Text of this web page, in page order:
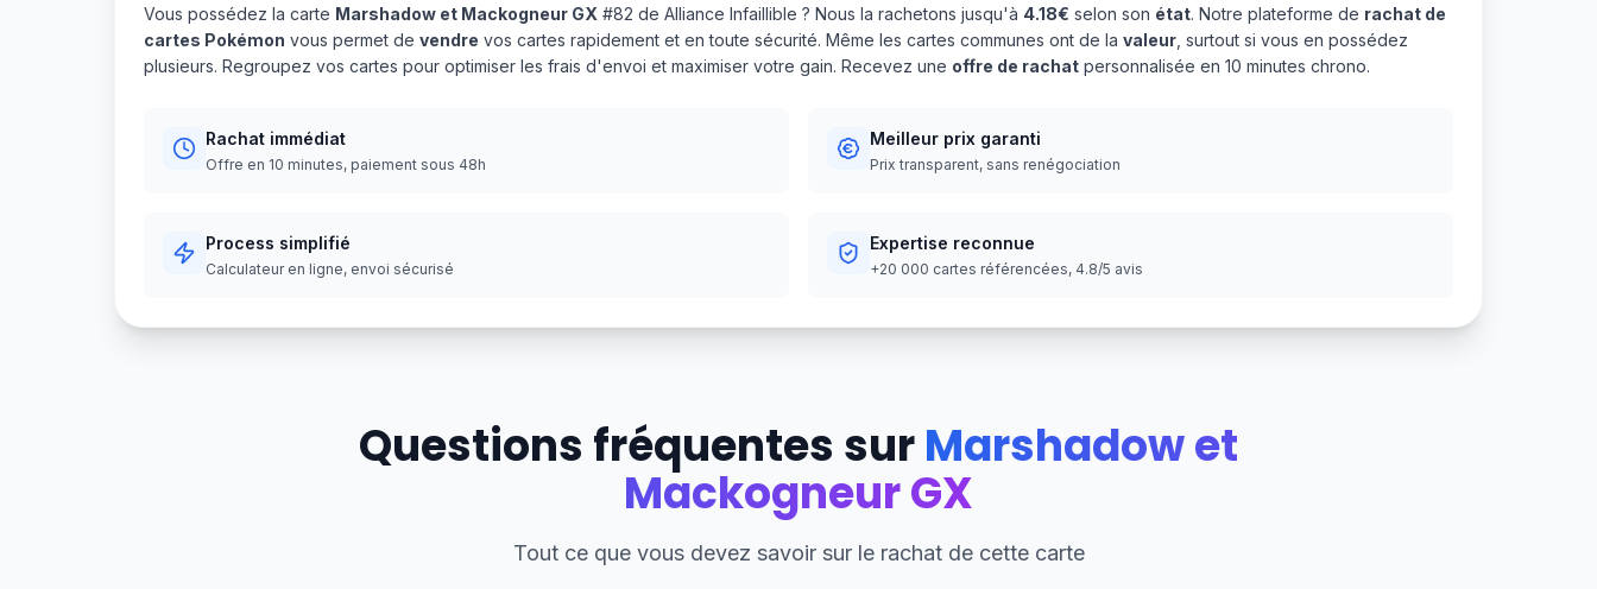
Vous possédez la carte Marshadow et Mackogneur GX #82 de Alliance Infaillible ? Nous la rachetons jusqu'à 4.18€ selon son état. Notre plateforme de rachat de
cartes Pokémon vous permet de vendre vos cartes rapidement et en toute sécurité. Même les cartes communes ont de la valeur , surtout si vous en possédez
plusieurs. Regroupez vos cartes pour optimiser les frais d'envoi et maximiser votre gain. Recevez une offre de rachat personnalisée en 10 minutes chrono.
Rachat immédiat
Offre en 10 minutes, paiement sous 48h
Meilleur prix garanti
Prix transparent, sans renégociation
Process simplifié
Calculateur en ligne, envoi sécurisé
Expertise reconnue
+20 000 cartes référencées, 4.8/5 avis
Questions fréquentes surMarshadow et
Mackogneur GX
Tout ce que vous devez savoir sur le rachat de cette carte